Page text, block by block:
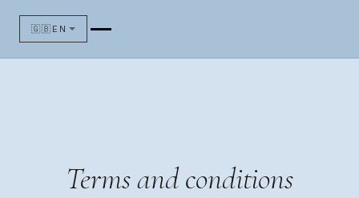
🇬🇧 EN
Terms and conditions